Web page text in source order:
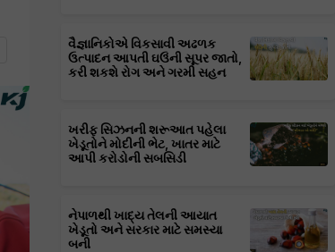
વૈજ્ઞાનિકોએ વિકસાવી અઢળક
ઉત્પાદન આપતી ઘઉંની સૂપર જાતો,
કરી શકશે રોગ અને ગરમી સહન
ખરીફ સિઝનની શરૂઆત પહેલા
ખેડૂતોને મોદીની ભેટ, ખાતર માટે
આપી કરોડોની સબસિડી
નેપાળથી ખાદ્ય તેલની આયાત
ખેડૂતો અને સરકાર માટે સમસ્યા
બની